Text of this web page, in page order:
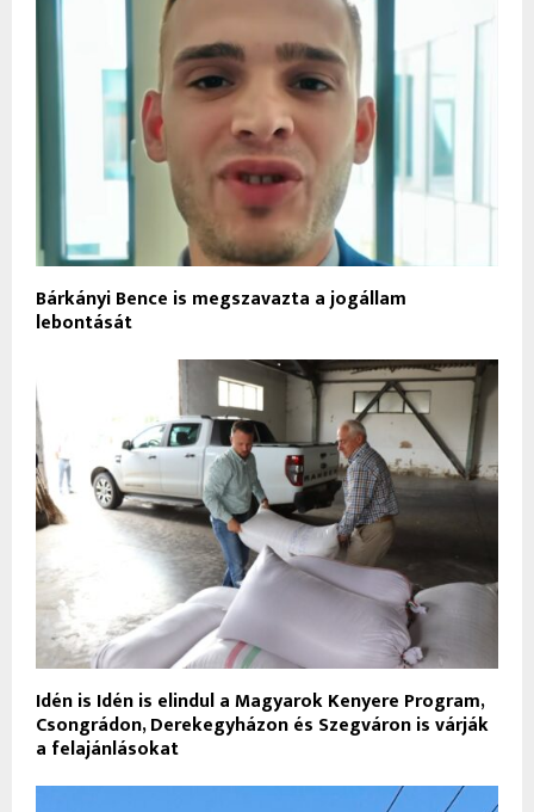
Bárkányi Bence is megszavazta a jogállam
lebontását
Idén is Idén is elindul a Magyarok Kenyere Program,
Csongrádon, Derekegyházon és Szegváron is várják
a felajánlásokat